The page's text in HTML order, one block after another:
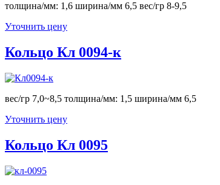
толщина/мм: 1,6 ширина/мм 6,5 вес/гр 8-9,5
Уточнить цену
Кольцо Кл 0094-к
вес/гр 7,0~8,5 толщина/мм: 1,5 ширина/мм 6,5
Уточнить цену
Кольцо Кл 0095